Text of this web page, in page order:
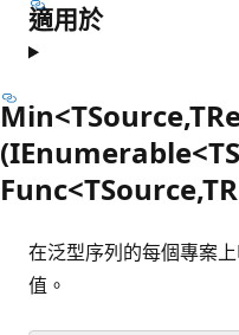
適用於
在泛型序列的每個專案
值。